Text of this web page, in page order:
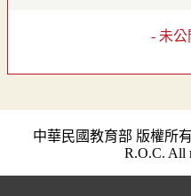
- 未公
中華民國教育部 版權所
R.O.C. All